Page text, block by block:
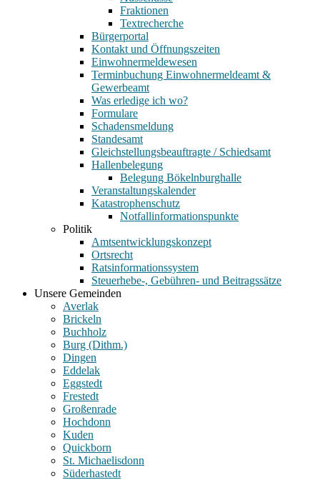
Fraktionen
Textrecherche
Bürgerportal
Kontakt und Öffnungszeiten
Einwohnermeldewesen
Terminbuchung Einwohnermeldeamt &
Gewerbeamt
Was erledige ich wo?
Formulare
Schadensmeldung
Standesamt
Gleichstellungsbeauftragte / Schiedsamt
Hallenbelegung
Belegung Bökelnburghalle
Veranstaltungskalender
Katastrophenschutz
Notfallinformationspunkte
Politik
Amtsentwicklungskonzept
Ortsrecht
Ratsinformationssystem
Steuerhebe-, Gebühren- und Beitragssätze
Unsere Gemeinden
Averlak
Brickeln
Buchholz
Burg (Dithm.)
Dingen
Eddelak
Eggstedt
Frestedt
Großenrade
Hochdonn
Kuden
Quickborn
St. Michaelisdonn
Süderhastedt